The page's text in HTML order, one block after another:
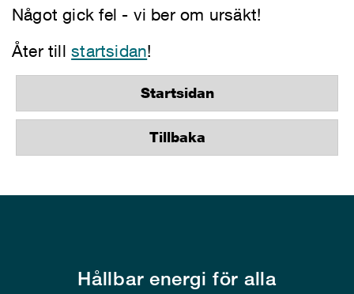
Något gick fel - vi ber om ursäkt!
Åter tillstartsidan!
Startsidan
Tillbaka
Hållbar energi för alla